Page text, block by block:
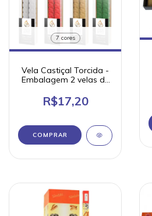
7 cores
Vela Castiçal Torcida -
Embalagem 2 velas de
R$17,20
COMPRAR